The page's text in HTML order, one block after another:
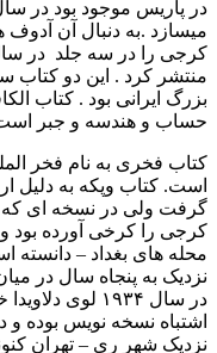
میسازد .به دنبال آن آدوف
منتشر کرد . این دو کتاب سر
حساب و هندسه و جبر
کتاب فخری به نام فخر
است. کتاب وپکه به دلیل
گرفت ولی در نسخه ای که
کرجی را کرخی آورده بود
محله های بغداد –
نزدیک به پنجاه سال در
در سال ۱۹۳۴
اشتباه نسخه نویس بوده و
نزدیک شهر ری – تهران